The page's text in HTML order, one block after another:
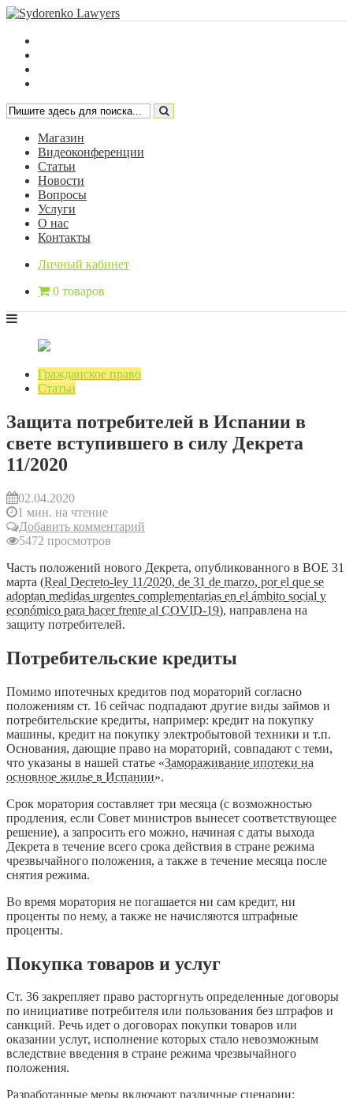
Магазин
Видеоконференции
Статьи
Новости
Вопросы
Услуги
О нас
Контакты
Личный кабинет
0 товаров
Гражданское право
Статьи
Защита потребителей в Испании в
свете вступившего в силу Декрета
11/2020
02.04.2020
1 мин. на чтение
Добавить комментарий
5472 просмотров
Часть положений нового Декрета, опубликованного в BOE 31
марта (Real Decreto-ley 11/2020, de 31 de marzo, por el que se
adoptan medidas urgentes complementarias en el ámbito social y
económico para hacer frente al COVID-19), направлена на
защиту потребителей.
Потребительские кредиты
Помимо ипотечных кредитов под мораторий согласно
положениям ст. 16 сейчас подпадают другие виды займов и
потребительские кредиты, например: кредит на покупку
машины, кредит на покупку электробытовой техники и т.п.
Основания, дающие право на мораторий, совпадают с теми,
что указаны в нашей статье «Замораживание ипотеки на
основное жилье в Испании».
Срок моратория составляет три месяца (с возможностью
продления, если Совет министров вынесет соответствующее
решение), а запросить его можно, начиная с даты выхода
Декрета в течение всего срока действия в стране режима
чрезвычайного положения, а также в течение месяца после
снятия режима.
Во время моратория не погашается ни сам кредит, ни
проценты по нему, а также не начисляются штрафные
проценты.
Покупка товаров и услуг
Ст. 36 закрепляет право расторгнуть определенные договоры
по инициативе потребителя или пользования без штрафов и
санкций. Речь идет о договорах покупки товаров или
оказании услуг, исполнение которых стало невозможным
вследствие введения в стране режима чрезвычайного
положения.
Разработанные меры включают различные сценарии: